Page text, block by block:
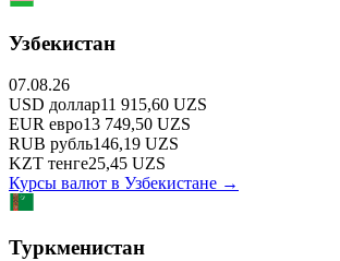
Узбекистан
07.08.26
USD доллар11 915,60 UZS
EUR евро13 749,50 UZS
RUB рубль146,19 UZS
KZT тенге25,45 UZS
Курсы валют в Узбекистане →
Туркменистан